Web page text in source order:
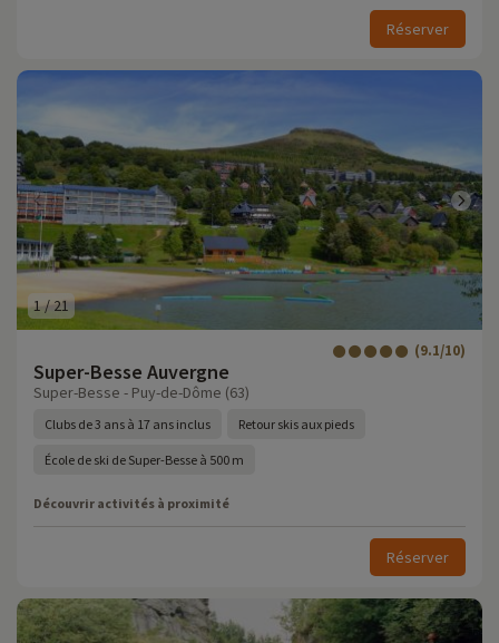
Réserver
1/21
Super-Besse Auvergne
(9.1/10)
Super-Besse - Puy-de-Dôme (63)
Clubs de 3 ans à 17 ans inclus Retour skis aux pieds
École de ski de Super-Besse à 500 m
Découvrir activités à proximité
Réserver